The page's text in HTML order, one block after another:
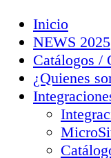
Inicio
NEWS 2025
Catálogos /
¿Quienes